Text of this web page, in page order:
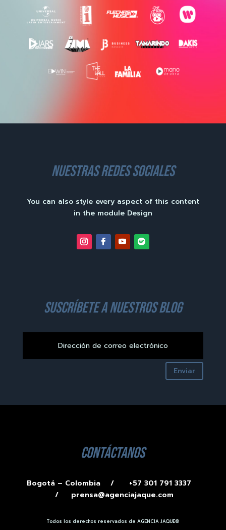
nuestras redes sociales
You can also style every aspect of this content
in the module Design
suscríbete a nuestros blog
Enviar
contáctanos
Bogotá – Colombia /
+57 301 791 3337
/ prensa@agenciajaque.com
Todos los derechos reservados de AGENCIA JAQUE®